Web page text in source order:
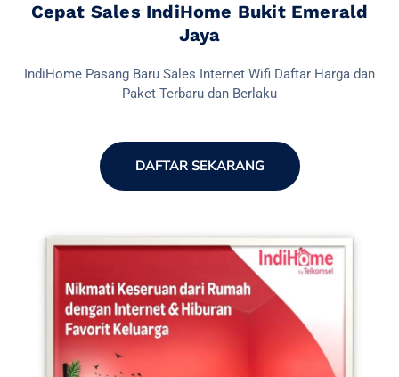
Cepat Sales IndiHome Bukit Emerald
Jaya
IndiHome Pasang Baru Sales Internet Wifi Daftar Harga dan
Paket Terbaru dan Berlaku
DAFTAR SEKARANG